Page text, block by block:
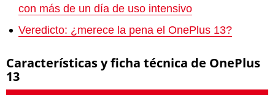
con más de un día de uso intensivo
Veredicto: ¿merece la pena el OnePlus 13?
Características y ficha técnica de OnePlus
13